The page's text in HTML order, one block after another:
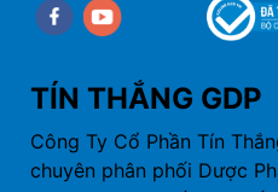
Facebookyoutube
TÍN THẮNG GDP
Công Ty Cổ Phần Tín
chuyên phân phối Dược